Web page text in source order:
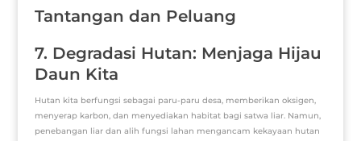
Tantangan dan Peluang
7. Degradasi Hutan: Menjaga Hijau
Daun Kita
Hutan kita berfungsi sebagai paru-paru desa, memberikan oksigen,
menyerap karbon, dan menyediakan habitat bagi satwa liar. Namun,
penebangan liar dan alih fungsi lahan mengancam kekayaan hutan